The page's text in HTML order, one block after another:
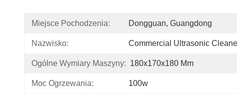
Miejsce Pochodzenia: Dongguan, Guangdong
Nazwisko: Commercial Ultrasonic
Ogólne Wymiary Maszyny: 180x170x180 Mm
Moc Ogrzewania: 100w